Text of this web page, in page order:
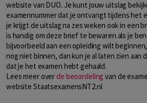
website van DUO. Je kunt jouw uitslag
examennummer dat je ontvangt tijdens het
je krijgt de uitslag na zes weken ook in een
is handig om deze brief te bewaren als je
bijvoorbeeld aan een opleiding wilt
nog niet binnen, dan kun je al laten zien aan
dat je het examen hebt gehaald.
Lees meer overde beoordeling van de
website StaatsexamensNT2.nl